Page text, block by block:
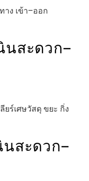
ง เข้า–ออก
นสะดวก–
ยร์เศษวัสดุ ขยะ กิ่ง
นสะดวก–